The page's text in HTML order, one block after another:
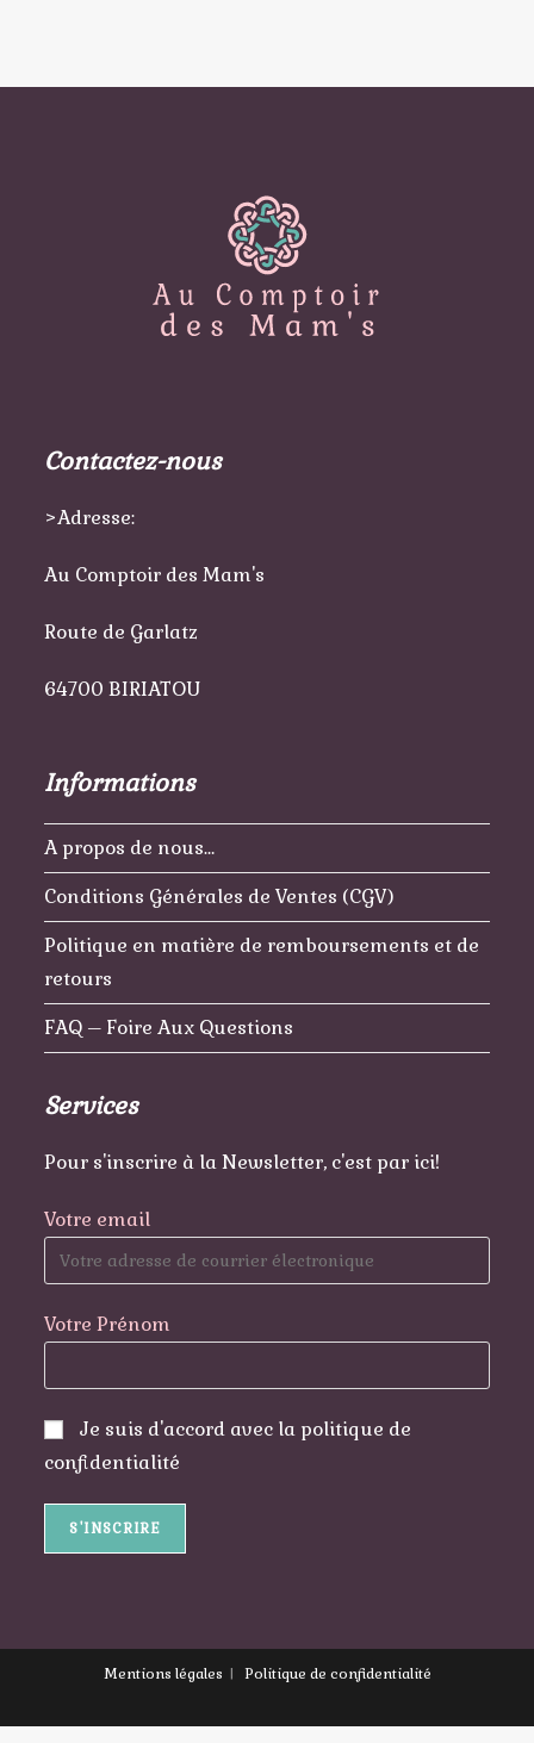
Contactez-nous
>Adresse:
Au Comptoir des Mam's
Route de Garlatz
64700 BIRIATOU
Informations
A propos de nous…
Conditions Générales de Ventes (CGV)
Politique en matière de remboursements et de
retours
FAQ – Foire Aux Questions
Services
Pour s'inscrire à la Newsletter, c'est par ici!
Votre email
Votre Prénom
Je suis d'accord avec la politique de
confidentialité
Mentions légales Politique de confidentialité